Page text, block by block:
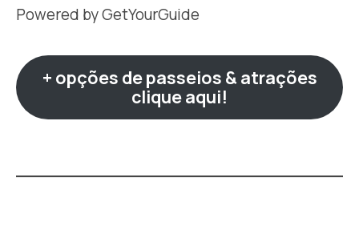
Powered byGetYourGuide
+ opções de passeios & atrações
clique aqui!